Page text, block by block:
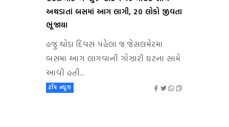
અથડાતાં બસમાં આગ લાગી, 20 લોકો જીવતા
ભૂંજાયા
હજુ થોડા દિવસ પહેલા જ જેસલમેરમા
બસમાં આગ લાગવાની ગોઝારી ઘટના સામે
આવી હતી...
ટૉપ ન્યૂઝ